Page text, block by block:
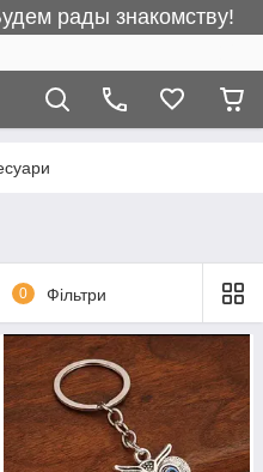
рады знакомству!
0 Фільтри